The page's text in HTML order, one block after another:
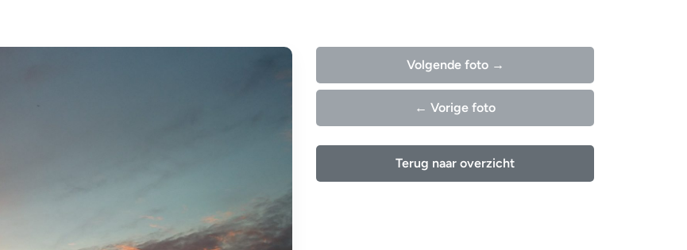
Volgende foto →
← Vorige foto
Terug naar overzicht